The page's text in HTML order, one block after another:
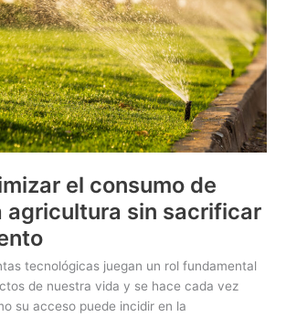
el consumo de
agricultura sin sacrificar
tecnológicas juegan un rol fundamental
de nuestra vida y se hace cada vez
su acceso puede incidir en la